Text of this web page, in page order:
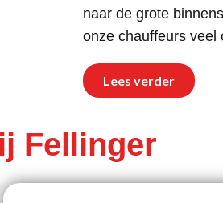
naar de grote
onze chauffeurs
Lees verder
Fellinger